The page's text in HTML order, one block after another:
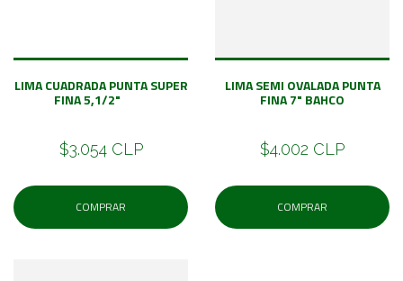
LIMA CUADRADA PUNTA SUPER
FINA 5,1/2"
$3.054 CLP
COMPRAR
LIMA SEMI OVALADA PUNTA
FINA 7" BAHCO
$4.002 CLP
COMPRAR